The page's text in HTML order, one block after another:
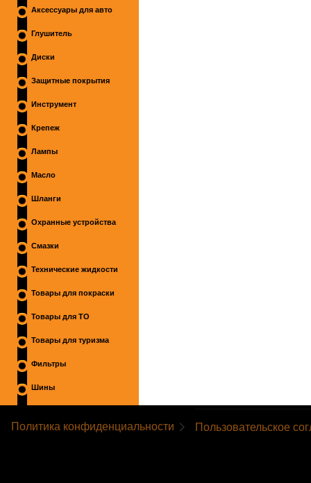
Аксессуары для авто
Глушитель
Диски
Защитные покрытия
Инструмент
Крепеж
Лампы
Масло
Шланги
Охранные устройства
Смазки
Технические жидкости
Товары для покраски
Товары для ТО
Товары для туризма
Фильтры
Шины
Политика конфиденциальности Пользовательское